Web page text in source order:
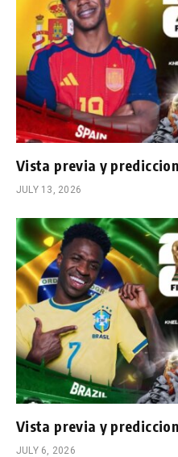
Vista previa y
JULY 13, 2026
Vista previa y
JULY 6, 2026